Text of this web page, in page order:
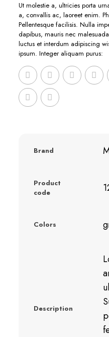
Ut molestie a, ultricies porta
a, convallis ac, laoreet enim.
Pellentesque facilisis. Nulla
dapibus, mauris nec
luctus et interdum adipiscing
ipsum. Integer aliquam purus:
Brand
Product
code
Colors
Description